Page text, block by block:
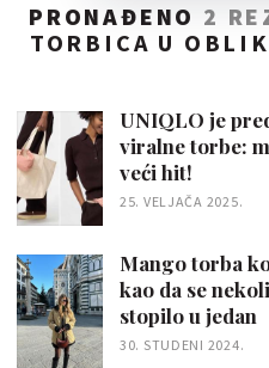
PRONAĐENO 2
TORBICA U
UNIQLO je
viralne torbe:
veći hit!
25. VELJAČA 2025.
Mango torba
kao da se
stopilo u jedan
30. STUDENI 2024.